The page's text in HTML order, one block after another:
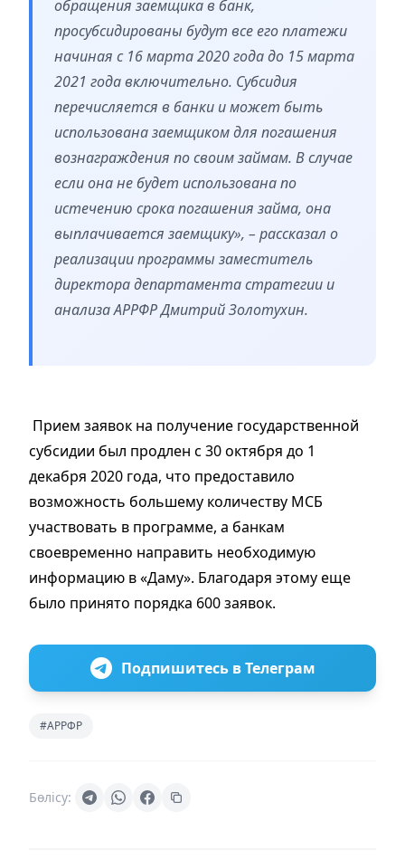
обращения заемщика в банк,
просубсидированы будут все его платежи
начиная с 16 марта 2020 года до 15 марта
2021 года включительно. Субсидия
перечисляется в банки и может быть
использована заемщиком для погашения
вознаграждения по своим займам. В случае
если она не будет использована по
истечению срока погашения займа, она
выплачивается заемщику», – рассказал о
реализации программы заместитель
директора департамента стратегии и
анализа АРРФР Дмитрий Золотухин.
Прием заявок на получение государственной
субсидии был продлен с 30 октября до 1
декабря 2020 года, что предоставило
возможность большему количеству МСБ
участвовать в программе, а банкам
своевременно направить необходимую
информацию в «Даму». Благодаря этому еще
было принято порядка 600 заявок.
Подпишитесь в Телеграм
#АРРФР
Бөлісу: